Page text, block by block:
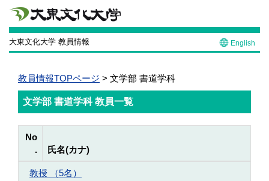
大東文化大学 教員情報 English
教員情報TOPページ > 文学部 書道学科
文学部 書道学科 教員一覧
No
.
氏名(カナ)
教授 （5名）